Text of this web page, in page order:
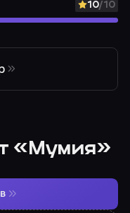
10/10
«Мумия»